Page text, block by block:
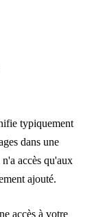
typiquement
dans une
accès qu'aux
ajouté.
accès à votre